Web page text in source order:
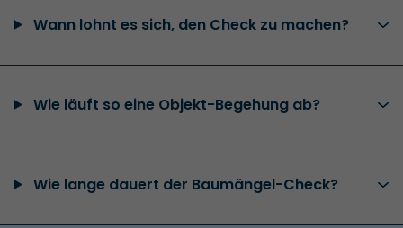
Wann lohnt es sich, den Check zu machen?
Wie läuft so eine Objekt-Begehung ab?
Wie lange dauert der Baumängel-Check?